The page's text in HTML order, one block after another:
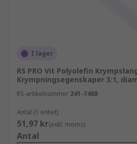
I lager
RS PRO Vit Polyolefin
Krympningsegenskaper 3:1,
RS-artikelnummer 241-7488
Antal (1 enhet)
51,97 kr(exkl. moms)
Antal